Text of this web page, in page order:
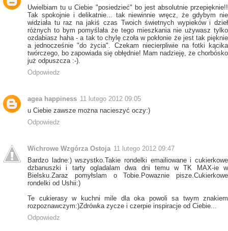
Uwielbiam tu u Ciebie "posiedzieć" bo jest absolutnie przepięknie!!
Tak spokojnie i delikatnie... tak niewinnie wręcz, że gdybym nie
widziała tu raz na jakiś czas Twoich świetnych wypieków i dzieł
różnych to bym pomyślała że tego mieszkania nie używasz tylko
ozdabiasz haha - a tak to chylę czoła w pokłonie że jest tak pięknie
a jednocześnie "do życia". Czekam niecierpliwie na fotki kącika
twórczego, bo zapowiada się obłędnie! Mam nadzieję, że chorbósko
już odpuszcza :-).
Odpowiedz
agea happiness 11 lutego 2012 09:05
u Ciebie zawsze można nacieszyć oczy:)
Odpowiedz
Wichrowe Wzgórza Ostoja 11 lutego 2012 09:47
Bardzo ladne:) wszystko.Takie rondelki emailiowane i cukierkowe
dzbanuszki i tarty ogladalam dwa dni temu w TK MAX-ie w
Bielsku.Zaraz pomyłslam o Tobie.Powaznie pisze.Cukierkowe
rondelki od Ushii:)
Te cukierasy w kuchni mile dla oka powoli sa twym znakiem
rozpoznawczym:)Zdrówka zycze i czerpie inspiracje od Ciebie...
Odpowiedz